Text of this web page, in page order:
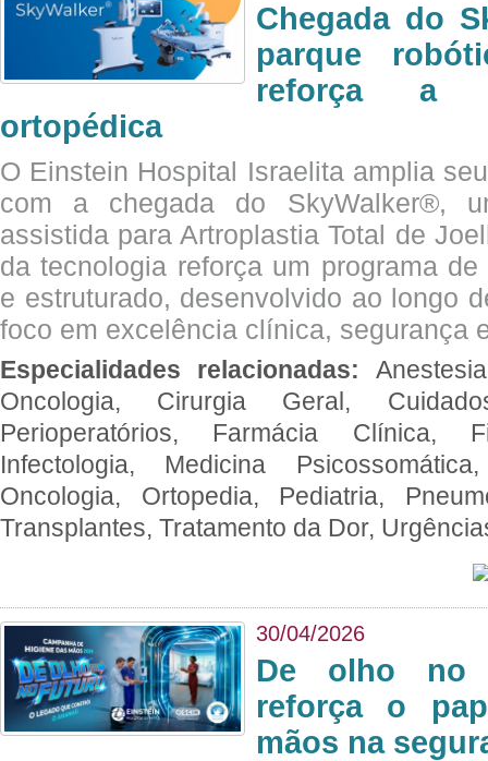
Chegada do
parque
reforça a
ortopédica
O Einstein Hospital Israelita amplia
com a chegada do SkyWalker®,
assistida para Artroplastia Total de
da tecnologia reforça um programa
e estruturado, desenvolvido ao longo
foco em excelência clínica, segurança
Especialidades relacionadas:
Oncologia, Cirurgia Geral,
Perioperatórios, Farmácia Clínica,
Infectologia, Medicina
Oncologia, Ortopedia, Pediatria,
Transplantes, Tratamento da Dor,
30/04/2026
De olho no
reforça o
mãos na